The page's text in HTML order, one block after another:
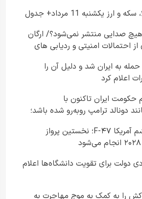
یکشنبه 11 مرداد+ جدول
هیچ صدایی منتشر نمی‌شود؟/ ارگان
احتمالات امنیتی و ردیابی های
ترامپ مدعی لغو حمله به ایران شد و دلیل آن را
اعلام کرد
حکومت ایران تاکنون با
دونالد ترامپ روبه‌رو شده باشد؛
به اقدام می‌زند
جنگنده نسل ششم آمریکا F-۴۷؛ نخستین پرواز
دولت برای تقویت دانشگاه‌ها اعلام
را به کمک به موج مهاجرت به